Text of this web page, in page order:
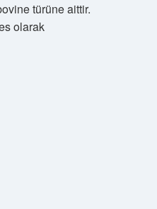
türüne aittir.
olarak